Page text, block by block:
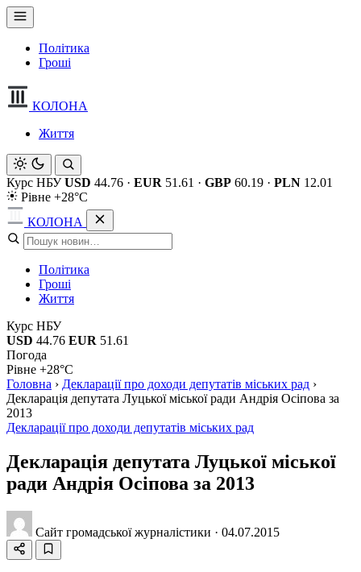
Політика
Гроші
КОЛОНА
Життя
Курс НБУ USD 44.76 · EUR 51.61 · GBP 60.19 · PLN 12.01
Рівне +28°C
КОЛОНА
Політика
Гроші
Життя
Курс НБУ
USD 44.76 EUR 51.61
Погода
Рівне +28°C
Головна › Декларації про доходи депутатів міських рад ›
Декларація депутата Луцької міської ради Андрія Осіпова за
2013
Декларації про доходи депутатів міських рад
Декларація депутата Луцької міської
ради Андрія Осіпова за 2013
Сайт громадської журналістики · 04.07.2015